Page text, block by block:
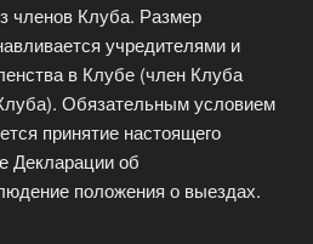
членов Клуба. Размер
учредителями и
в Клубе (член Клуба
Обязательным условием
принятие настоящего
Декларации об
положения о выездах.